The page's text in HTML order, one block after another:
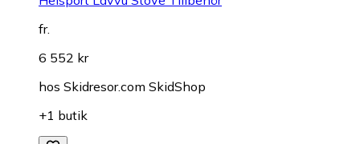
fr.
6 552 kr
hos Skidresor.com SkidShop
+1 butik